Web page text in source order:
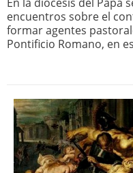
encuentros sobre el
formar agentes
Pontificio Romano, en